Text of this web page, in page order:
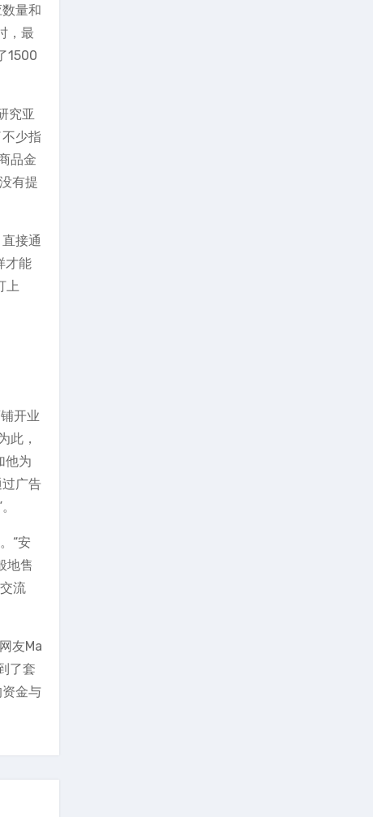
量和
，最
1500
究亚
少指
品金
有提
接通
才能
上
开业
此，
他为
广告
“安
地售
流
友Ma
了套
金与